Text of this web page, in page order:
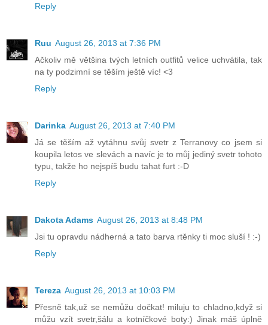
Reply
Ruu August 26, 2013 at 7:36 PM
Ačkoliv mě většina tvých letních outfitů velice uchvátila, tak
na ty podzimní se těším ještě víc! <3
Reply
Darinka August 26, 2013 at 7:40 PM
Já se těším až vytáhnu svůj svetr z Terranovy co jsem si
koupila letos ve slevách a navíc je to můj jediný svetr tohoto
typu, takže ho nejspíš budu tahat furt :-D
Reply
Dakota Adams August 26, 2013 at 8:48 PM
Jsi tu opravdu nádherná a tato barva rtěnky ti moc sluší ! :-)
Reply
Tereza August 26, 2013 at 10:03 PM
Přesně tak,už se nemůžu dočkat! miluju to chladno,když si
můžu vzít svetr,šálu a kotníčkové boty:) Jinak máš úplně